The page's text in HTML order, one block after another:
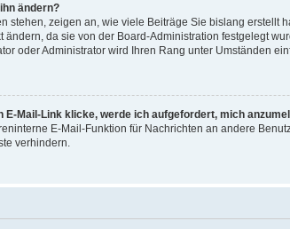
ändern?
stehen, zeigen an, wie viele Beiträge Sie bislang
ändern, da sie von der Board-Administration festgelegt
oder Administrator wird Ihren Rang unter Umständen
E-Mail-Link klicke, werde ich aufgefordert, mich
E-Mail-Funktion für Nachrichten an andere
verhindern.